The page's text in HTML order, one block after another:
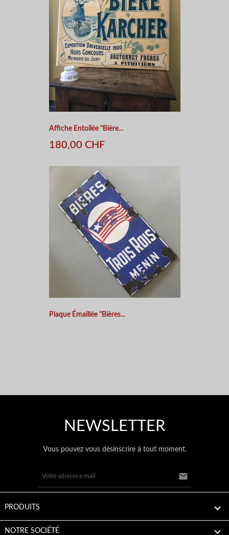
Affiche Entoilée "Bière...
180,00 CHF
Plaque Émaillée "Bières...
NEWSLETTER
Vous pouvez vous désinscrire à tout moment.

PRODUITS 
NOTRE SOCIÉTÉ 